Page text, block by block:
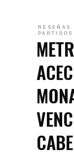
RESEÑAS
PARTIDOS